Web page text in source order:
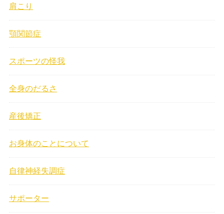
肩こり
顎関節症
スポーツの怪我
全身のだるさ
産後矯正
お身体のことについて
自律神経失調症
サポーター